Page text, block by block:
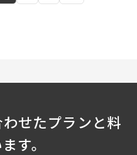
せたプランと料
す。